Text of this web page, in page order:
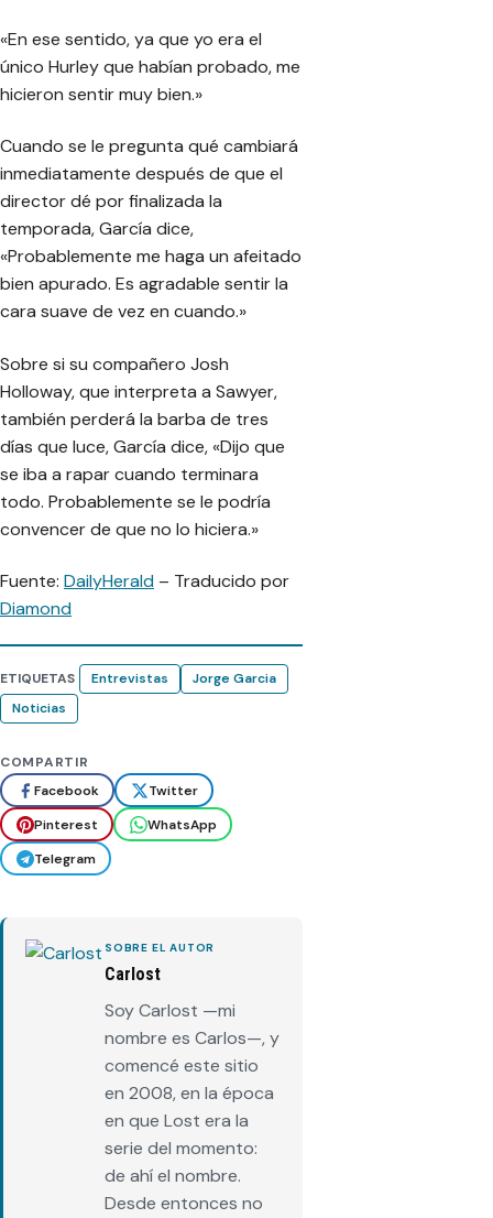
«En ese sentido, ya que yo era el
único Hurley que habían probado, me
hicieron sentir muy bien.»
Cuando se le pregunta qué cambiará
inmediatamente después de que el
director dé por finalizada la
temporada, García dice,
«Probablemente me haga un afeitado
bien apurado. Es agradable sentir la
cara suave de vez en cuando.»
Sobre si su compañero Josh
Holloway, que interpreta a Sawyer,
también perderá la barba de tres
días que luce, García dice, «Dijo que
se iba a rapar cuando terminara
todo. Probablemente se le podría
convencer de que no lo hiciera.»
Fuente: DailyHerald – Traducido por
Diamond
ETIQUETAS Entrevistas
Jorge Garcia
Noticias
COMPARTIR
Facebook
Twitter
Pinterest
WhatsApp
Telegram
SOBRE EL AUTOR
Carlost
Soy Carlost —mi
nombre es Carlos—, y
comencé este sitio
en 2008, en la época
en que Lost era la
serie del momento:
de ahí el nombre.
Desde entonces no